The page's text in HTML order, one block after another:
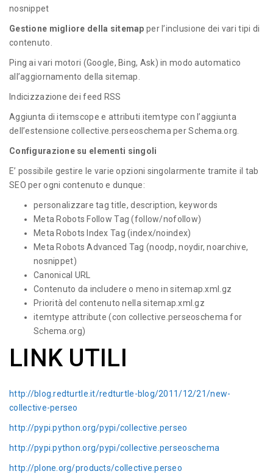
nosnippet
Gestione migliore della sitemap per l’inclusione dei vari tipi di
contenuto.
Ping ai vari motori (Google, Bing, Ask) in modo automatico
all’aggiornamento della sitemap.
Indicizzazione dei feed RSS
Aggiunta di itemscope e attributi itemtype con l’aggiunta
dell’estensione collective.perseoschema per Schema.org.
Configurazione su elementi singoli
E’ possibile gestire le varie opzioni singolarmente tramite il tab
SEO per ogni contenuto e dunque:
personalizzare tag title, description, keywords
Meta Robots Follow Tag (follow/nofollow)
Meta Robots Index Tag (index/noindex)
Meta Robots Advanced Tag (noodp, noydir, noarchive,
nosnippet)
Canonical URL
Contenuto da includere o meno in sitemap.xml.gz
Priorità del contenuto nella sitemap.xml.gz
itemtype attribute (con collective.perseoschema for
Schema.org)
LINK UTILI
http://blog.redturtle.it/redturtle-blog/2011/12/21/new-
collective-perseo
http://pypi.python.org/pypi/collective.perseo
http://pypi.python.org/pypi/collective.perseoschema
http://plone.org/products/collective.perseo